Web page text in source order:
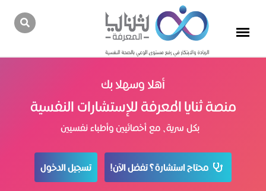
أهلا وسهلا بك
منصة ثنايا المعرفة للإستشارات النفسية
بكل سرية، مع أخصائيين وأطباء نفسيين
محتاج استشارة؟ تفضل الآن! تسجيل الدخول